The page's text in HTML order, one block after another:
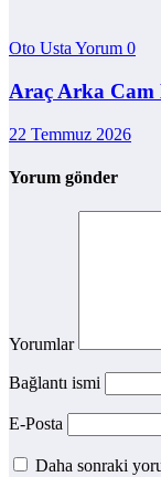
Oto Usta Yorum 0
Araç Arka Cam
22 Temmuz 2026
Yorum gönder
Yorumlar
Bağlantı ismi
E-Posta
Daha sonraki